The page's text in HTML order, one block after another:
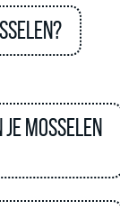
je mosselen